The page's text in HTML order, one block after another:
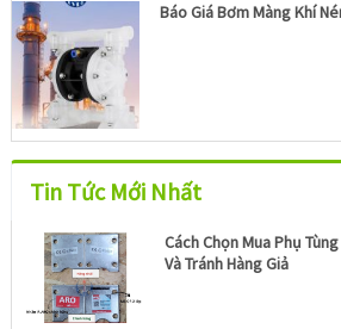
Báo Giá Bơm Màng Khí
Tin Tức Mới Nhất
Cách Chọn Mua Phụ
Và Tránh Hàng Giả